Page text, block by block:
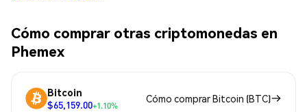
Cómo comprar otras criptomonedas en
Phemex
Bitcoin
$65,159.00+1.10%
Cómo comprar Bitcoin (BTC)